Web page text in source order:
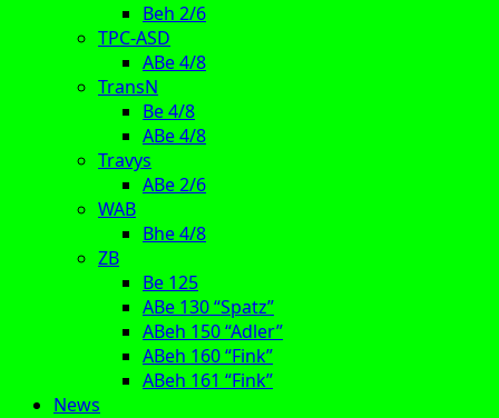
Beh 2/6
TPC-ASD
ABe 4/8
TransN
Be 4/8
ABe 4/8
Travys
ABe 2/6
WAB
Bhe 4/8
ZB
Be 125
ABe 130 “Spatz”
ABeh 150 “Adler”
ABeh 160 “Fink”
ABeh 161 “Fink”
News